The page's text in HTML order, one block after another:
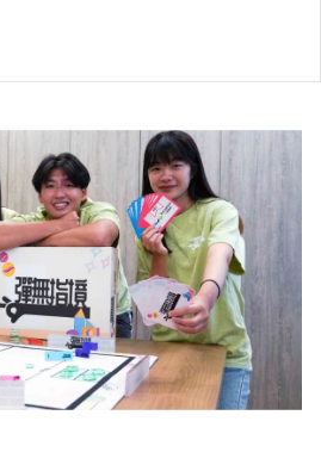
。課程第二年學費水平會因應通脹
地學生。